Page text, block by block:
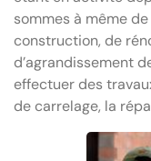
sommes à même
construction, de
d’agrandissement
effectuer des
de carrelage, la